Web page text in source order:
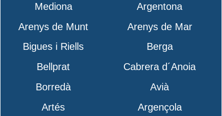
Mediona
Argentona
Arenys de Munt
Arenys de Mar
Bigues i Riells
Berga
Bellprat
Cabrera d´Anoia
Borredà
Avià
Artés
Argençola